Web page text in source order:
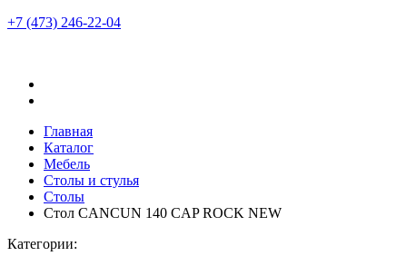
+7 (473) 246-22-04
Главная
Каталог
Мебель
Столы и стулья
Столы
Стол CANCUN 140 CAP ROCK NEW
Категории: